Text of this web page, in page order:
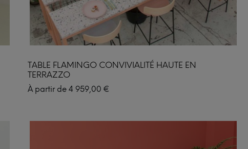
TABLE FLAMINGO CONVIVIALITÉ HAUTE EN
TERRAZZO
À partir de 4 959,00 €